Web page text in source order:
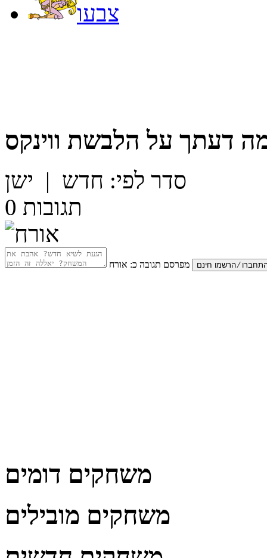
צבעו
דעתך על הלבשת ווינקס
סדר לפי: חדש | ישן
0 תגובות
מפרסם תגובה כ: אורח
משחקים דומים
משחקים מובילים